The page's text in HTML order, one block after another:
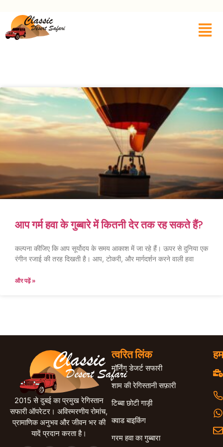
आप गर्म हवा के गुब्बारे में कितनी देर तक रह सकते हैं?
कल्पना कीजिए कि आप सूर्योदय के समय आकाश में जा रहे हैं। ऊपर से दुनिया एक
रंगीन रजाई की तरह दिखती है। आप, टोकरी, और मार्गदर्शन करने वाली हवा
और पढ़ें »
2015 से दुबई का प्रमुख रेगिस्तान
सफारी ऑपरेटर। अविस्मरणीय रोमांच,
प्रामाणिक अनुभव और जीवन भर की
यादें प्रदान करता है।
त्वरित लिंक
मॉर्निंग डेजर्ट सफारी
शाम की रेगिस्तानी सफ़ारी
टिब्बा छोटी गाड़ी
क्वाड बाइकिंग
गरम हवा का गुब्बारा